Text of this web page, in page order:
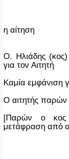
η αίτηση
Ο. Ηλιάδης (κος)
για τον Αιτητή
Καμία εμφάνιση
Ο αιτητής παρών
[Παρών ο κος
μετάφραση από